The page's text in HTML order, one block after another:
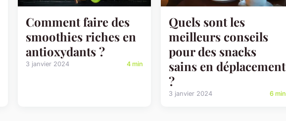
Comment faire des
smoothies riches en
antioxydants ?
3 janvier 2024 4 min
Quels sont les
meilleurs conseils
pour des snacks
sains en déplacement
?
3 janvier 2024 6 min